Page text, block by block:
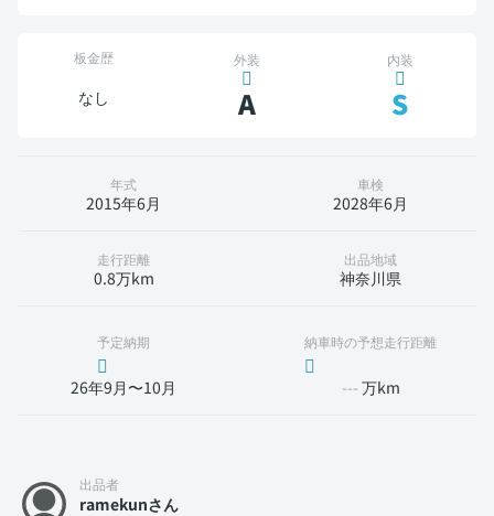
板金歴
なし
外装
A
内装
S
年式
2015年6月
車検
2028年6月
走行距離
0.8万km
出品地域
神奈川県
予定納期
26年9月〜10月
納車時の予想走行距離
--- 万km
出品者
ramekunさん